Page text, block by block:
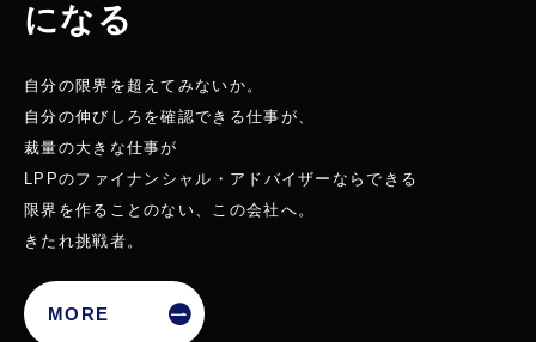
になる
自分の限界を超えてみないか。
自分の伸びしろを確認できる仕事が、
裁量の大きな仕事が
LPPのファイナンシャル・アドバイザーならできる
限界を作ることのない、この会社へ。
きたれ挑戦者。
MORE